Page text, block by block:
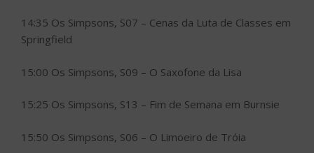
14:35 Os Simpsons, S07 – Cenas da Luta de Classes em
Springfield
15:00 Os Simpsons, S09 – O Saxofone da Lisa
15:25 Os Simpsons, S13 – Fim de Semana em Burnsie
15:50 Os Simpsons, S06 – O Limoeiro de Tróia